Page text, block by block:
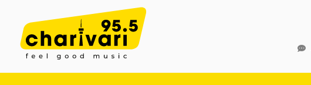
Inhalt
springen